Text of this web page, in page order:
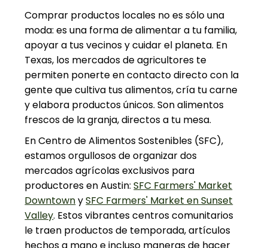
Comprar productos locales no es sólo una
moda: es una forma de alimentar a tu familia,
apoyar a tus vecinos y cuidar el planeta. En
Texas, los mercados de agricultores te
permiten ponerte en contacto directo con la
gente que cultiva tus alimentos, cría tu carne
y elabora productos únicos. Son alimentos
frescos de la granja, directos a tu mesa.
En Centro de Alimentos Sostenibles (SFC),
estamos orgullosos de organizar dos
mercados agrícolas exclusivos para
productores en Austin:SFC Farmers' Market
DowntownySFC Farmers' Market en Sunset
Valley. Estos vibrantes centros comunitarios
le traen productos de temporada, artículos